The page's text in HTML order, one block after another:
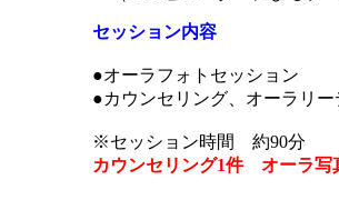
セッション内容
●オーラフォトセッション
●カウンセリング、オーラリー
※セッション時間 約90分
カウンセリング1件 オーラ